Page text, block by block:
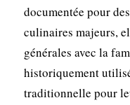
documentée pour
culinaires majeurs,
générales avec la
historiquement
traditionnelle pour